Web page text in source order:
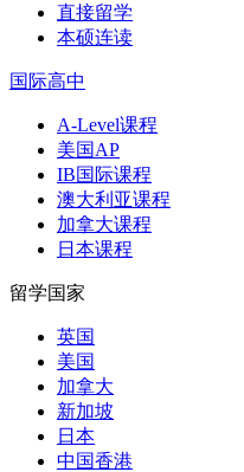
直接留学
本硕连读
国际高中
A-Level课程
美国AP
IB国际课程
澳大利亚课程
加拿大课程
日本课程
留学国家
英国
美国
加拿大
新加坡
日本
中国香港